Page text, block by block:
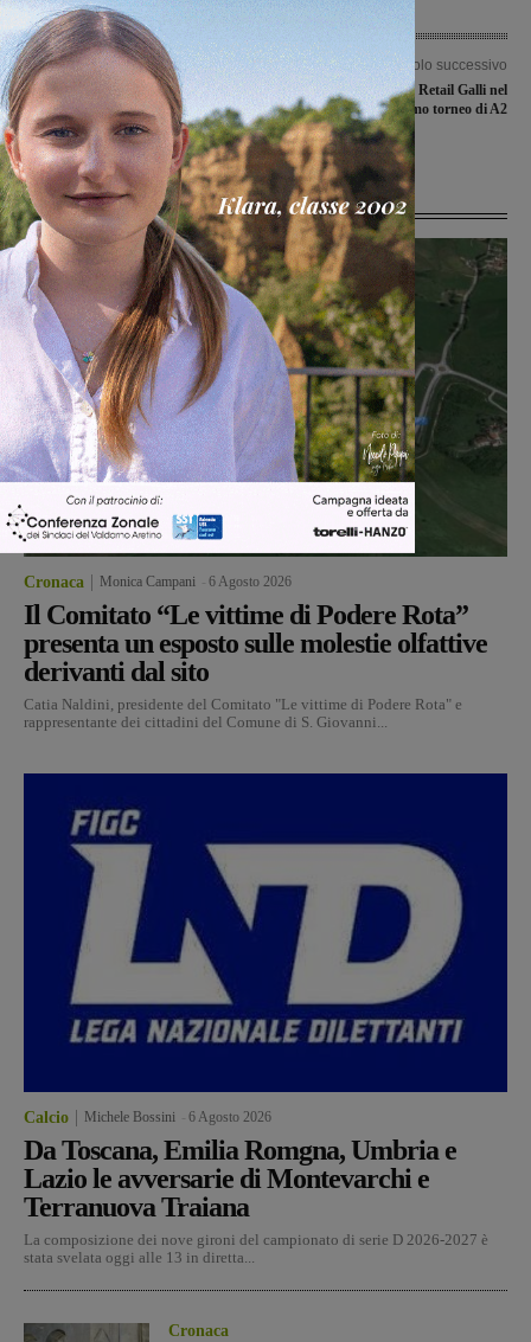
Articolo precedente
Partiti lavori di riqualificazione lungo
via Aretina a Levanella: investimento
da 41mila euro
Articolo successivo
Le avversarie della RR Retail Galli nel
prossimo torneo di A2
Ultime Notizie
Cronaca Monica Campani 6 Agosto 2026
Il Comitato “Le vittime di Podere Rota”
presenta un esposto sulle molestie olfattive
derivanti dal sito
Catia Naldini, presidente del Comitato "Le vittime di Podere Rota" e
rappresentante dei cittadini del Comune di S. Giovanni...
Calcio Michele Bossini 6 Agosto 2026
Da Toscana, Emilia Romgna, Umbria e
Lazio le avversarie di Montevarchi e
Terranuova Traiana
La composizione dei nove gironi del campionato di serie D 2026-2027 è
stata svelata oggi alle 13 in diretta...
Cronaca